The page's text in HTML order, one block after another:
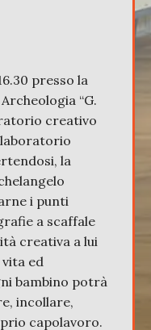
presso la
“G.
creativo
laboratorio
la
i punti
a scaffale
creativa a lui
ed
bambino potrà
incollare,
capolavoro.